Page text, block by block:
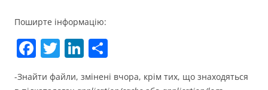
Поширте інформацію:
F
a
T
w
Li
n о
-Знайти файли, змінені вчора, крім тих, що знаходяться